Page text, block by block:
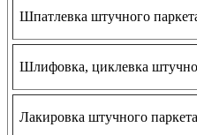
Шпатлевка штучного
Шлифовка, циклевка
Лакировка штучного